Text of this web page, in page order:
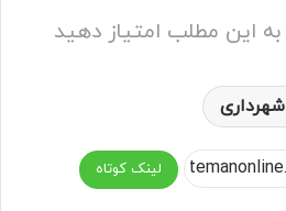
به این مطلب امتیاز دهید
شهرداری‌
لینک کوتاه